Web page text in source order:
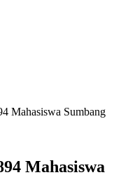
Mahasiswa Sumbang
Mahasiswa